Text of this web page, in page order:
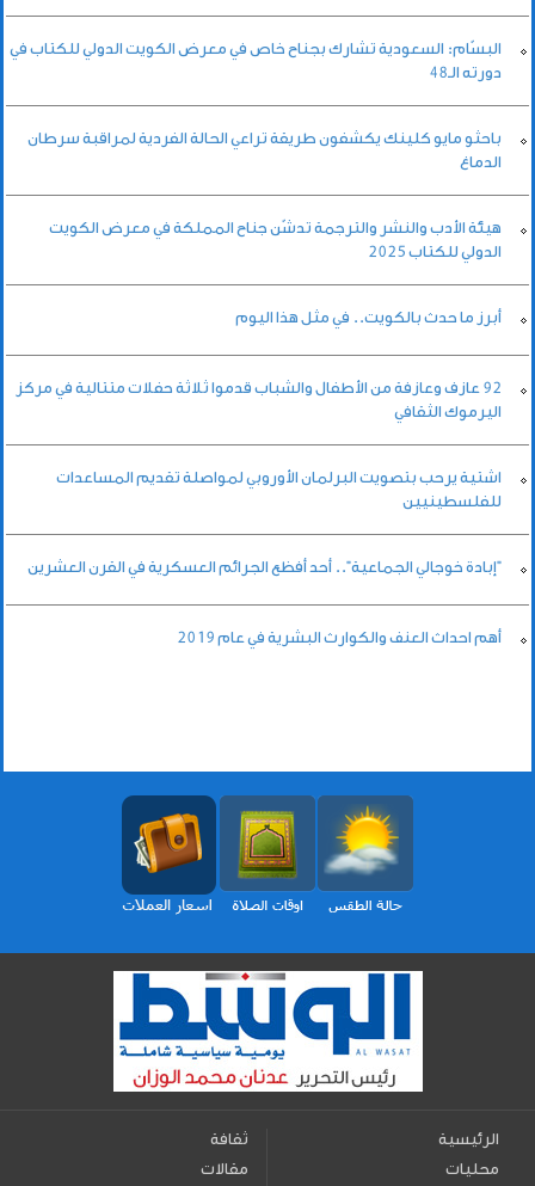
البسّام: السعودية تشارك بجناح خاص في معرض الكويت الدولي للكتاب في
دورته الـ48
باحثو مايو كلينك يكشفون طريقة تراعي الحالة الفردية لمراقبة سرطان
الدماغ
هيئة الأدب والنشر والترجمة تدشّن جناح المملكة في معرض الكويت
الدولي للكتاب 2025
أبرز ما حدث بالكويت.. في مثل هذا اليوم
92 عازف وعازفة من الأطفال والشباب قدموا ثلاثة حفلات متتالية في مركز
اليرموك الثقافي
اشتية يرحب بتصويت البرلمان الأوروبي لمواصلة تقديم المساعدات
للفلسطينيين
"إبادة خوجالي الجماعية".. أحد أفظع الجرائم العسكرية في القرن العشرين
أهم احداث العنف والكوارث البشرية في عام 2019
الرئيسية
محليات
ثقافة
مقالات